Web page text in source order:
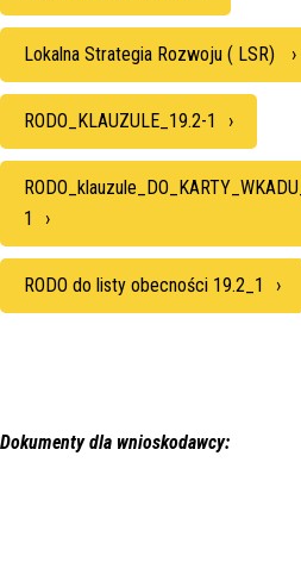
Lokalna Strategia Rozwoju ( LSR)
RODO_KLAUZULE_19.2-1
1
RODO do listy obecności 19.2_1
Dokumenty dla wnioskodawcy: